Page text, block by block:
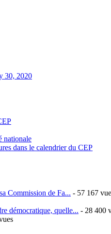
30, 2020
nationale
dans le calendrier du CEP
Commission de Fa... - 57 167
démocratique, quelle... - 28 400